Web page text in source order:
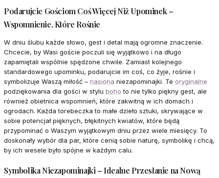
Podarujcie Gościom Coś Więcej Niż Upominek –
Wspomnienie, Które Rośnie
W dniu ślubu każde słowo, gest i detal mają ogromne znaczenie.
Chcecie, by Wasi goście poczuli się wyjątkowo i na długo
zapamiętali wspólnie spędzone chwile. Zamiast kolejnego
standardowego upominku, podarujcie im coś, co żyje, rośnie i
symbolizuje Waszą miłość – nasiona niezapominajki. Te oryginalne
podziękowania dla gości w stylu boho to nie tylko piękny gest, ale
również obietnica wspomnień, które zakwitną w ich domach i
ogrodach. Każda torebeczka to małe dzieło sztuki, skrywające w
sobie potencjał pięknych, błękitnych kwiatów, które będą
przypominać o Waszym wyjątkowym dniu przez wiele miesięcy. To
doskonały wybór dla par, które cenią sobie naturę, symbolikę i chcą,
by ich wesele było spójne w każdym calu.
Symbolika Niezapominajki – Idealne Przesłanie na Nową